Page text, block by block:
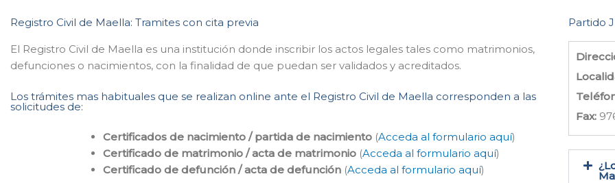
Registro Civil de Maella: Tramites con cita previa
El Registro Civil de Maella es una institución donde inscribir los actos legales tales como matrimonios,
defunciones o nacimientos, con la finalidad de que puedan ser validados y acreditados.
Los trámites mas habituales que se realizan online ante el Registro Civil de Maella corresponden a las
solicitudes de:
Certificados de nacimiento / partida de nacimiento (Acceda al formulario aquí)
Certificado de matrimonio / acta de matrimonio (Acceda al formulario aquí)
Certificado de defunción / acta de defunción (Acceda al formulario aquí)
Partido
Fax: